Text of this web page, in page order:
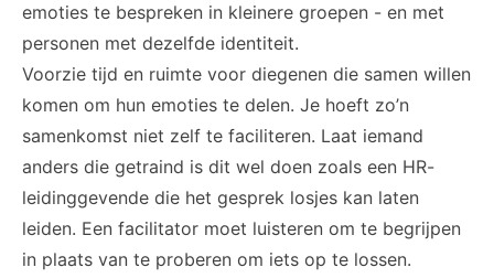
emoties te bespreken in kleinere groepen - en met
personen met dezelfde identiteit.
Voorzie tijd en ruimte voor diegenen die samen willen
komen om hun emoties te delen. Je hoeft zo’n
samenkomst niet zelf te faciliteren. Laat iemand
anders die getraind is dit wel doen zoals een HR-
leidinggevende die het gesprek losjes kan laten
leiden. Een facilitator moet luisteren om te begrijpen
in plaats van te proberen om iets op te lossen.